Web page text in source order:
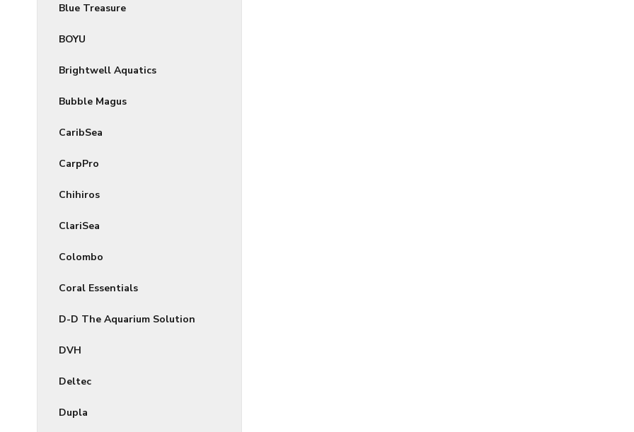
Blue Treasure
BOYU
Brightwell Aquatics
Bubble Magus
CaribSea
CarpPro
Chihiros
ClariSea
Colombo
Coral Essentials
D-D The Aquarium Solution
DVH
Deltec
Dupla